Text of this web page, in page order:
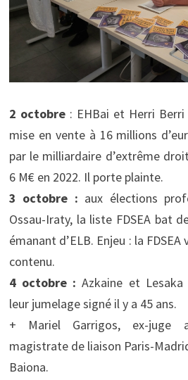
2 octobre: EHBai et Herri
mise en vente à 16 millions
par le milliardaire d’extrême
6 M€ en 2022. Il porte plainte.
3 octobre : aux élections
Ossau-Iraty, la liste FDSEA bat
émanant d’ELB. Enjeu : la
contenu.
4 octobre : Azkaine et
leur jumelage signé il y a 45 ans.
+ Mariel Garrigos, ex-juge
magistrate de liaison Paris-
Baiona.